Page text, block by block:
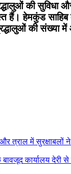
की सुविधा
हैं। हेमकुंड
की संख्या
त्राल में
कार्यालय देरी से